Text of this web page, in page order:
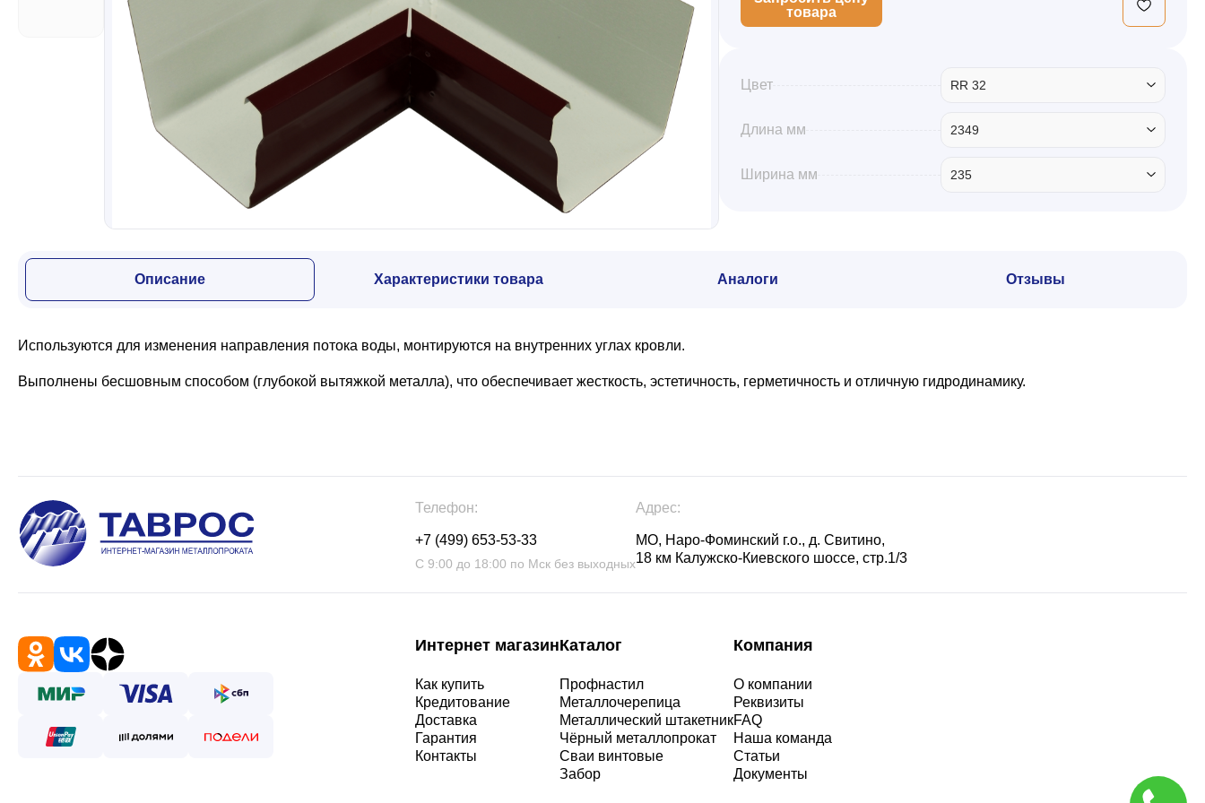
Водосточная система
Профили для гипсокартона
Дача и сад
Другие товары
товара
Цвет RR 32
Длина мм 2349
Ширина мм 235
Описание Характеристики товара Аналоги Отзывы
Используются для изменения направления потока воды, монтируются на внутренних углах кровли.
Выполнены бесшовным способом (глубокой вытяжкой металла), что обеспечивает жесткость, эстетичность, герметичность и отличную гидродинамику.
Телефон:
+7 (499) 653-53-33
С 9:00 до 18:00 по Мск без выходных
Адрес:
МО, Наро-Фоминский г.о., д. Свитино,
18 км Калужско-Киевского шоссе, стр.1/3
Интернет магазин
Как купить
Кредитование
Доставка
Гарантия
Контакты
Каталог
Профнастил
Металлочерепица
Металлический штакетник
Чёрный металлопрокат
Сваи винтовые
Забор
Компания
О компании
Реквизиты
FAQ
Наша команда
Статьи
Документы